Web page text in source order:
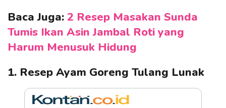
Baca Juga: 2 Resep Masakan Sunda
Tumis Ikan Asin Jambal Roti yang
Harum Menusuk Hidung
1. Resep Ayam Goreng Tulang Lunak